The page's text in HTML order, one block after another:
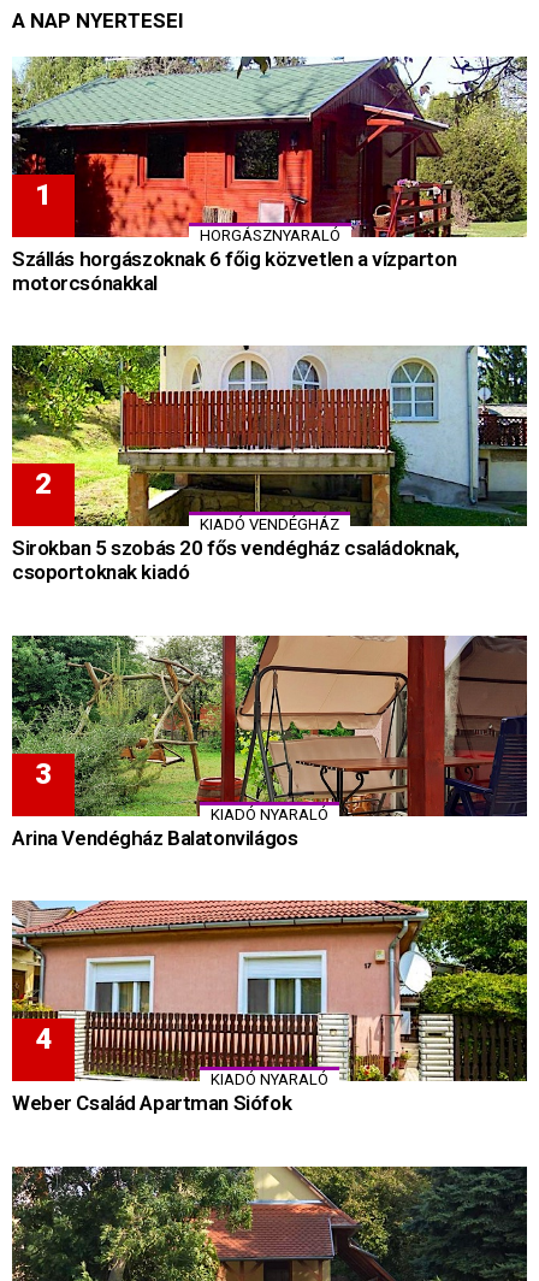
A NAP NYERTESEI
HORGÁSZNYARALÓ
Szállás horgászoknak 6 főig közvetlen a vízparton
motorcsónakkal
KIADÓ VENDÉGHÁZ
Sirokban 5 szobás 20 fős vendégház családoknak,
csoportoknak kiadó
KIADÓ NYARALÓ
Arina Vendégház Balatonvilágos
KIADÓ NYARALÓ
Weber Család Apartman Siófok